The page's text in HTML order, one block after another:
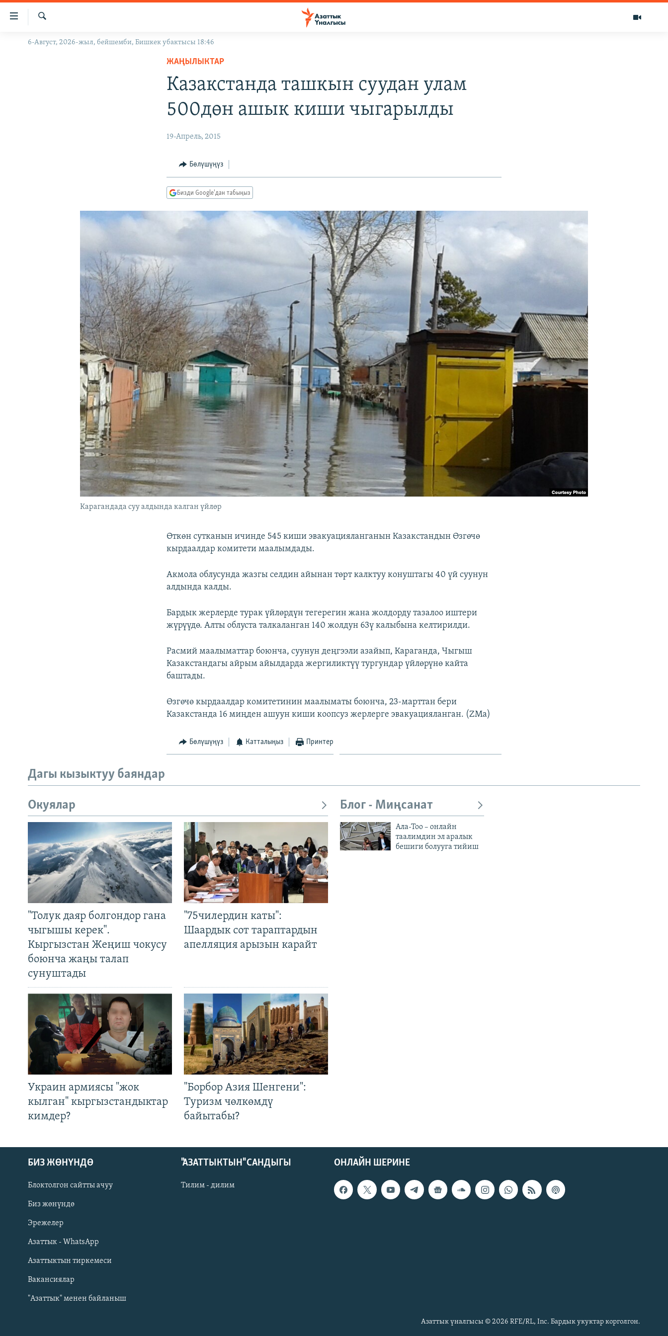
Линктер
Мазмунга
Навигацияга
ЖАҢЫЛЫКТАР
Русский
ОНЛАЙН ШЕРИНЕ
Издөө
6-Август, 2026-жыл, бейшемби, Бишкек убактысы 18:46
ЖАҢЫЛЫКТАР
Казакстанда ташкын суудан улам
500дөн ашык киши чыгарылды
19-Апрель, 2015
Бөлүшүңүз
Бизди Google'дан табыңыз
Карагандада суу алдында калган үйлөр
Өткөн сутканын ичинде 545 киши эвакуацияланганын Казакстандын Өзгөчө
кырдаалдар комитети маалымдады.
Акмола облусунда жазгы селдин айынан төрт калктуу конуштагы 40 үй суунун
алдында калды.
Бардык жерлерде турак үйлөрдүн тегерегин жана жолдорду тазалоо иштери
жүрүүдө. Алты облуста талкаланган 140 жолдун 63ү калыбына келтирилди.
Расмий маалыматтар боюнча, суунун деңгээли азайып, Караганда, Чыгыш
Казакстандагы айрым айылдарда жергиликтүү тургундар үйлөрүнө кайта
баштады.
Өзгөчө кырдаалдар комитетинин маалыматы боюнча, 23-марттан бери
Казакстанда 16 миңден ашуун киши коопсуз жерлерге эвакуацияланган. (ZMa)
Бөлүшүңүз Катталыңыз Принтер
Дагы кызыктуу баяндар
Окуялар
"Толук даяр болгондор гана
чыгышы керек".
Кыргызстан Жеңиш чокусу
боюнча жаңы талап
сунуштады
"75чилердин каты":
Шаардык сот тараптардын
апелляция арызын карайт
Украин армиясы "жок
кылган" кыргызстандыктар
кимдер?
"Борбор Азия Шенгени":
Туризм чөлкөмдү
байытабы?
Блог - Миңсанат
Ала-Тоо – онлайн
таалимдин эл аралык
бешиги болууга тийиш
ОНЛАЙН ШЕРИНЕ
БИЗ ЖӨНҮНДӨ
Блоктолгон сайтты ачуу
Биз жөнүндө
Эрежелер
Азаттык - WhatsApp
Азаттыктын тиркемеси
Вакансиялар
"Азаттык" менен байланыш
"АЗАТТЫКТЫН" САНДЫГЫ
Тилим - дилим
Азаттык үналгысы © 2026 RFE/RL, Inc. Бардык укуктар корголгон.